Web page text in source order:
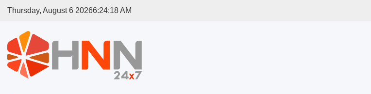
Thursday, August 6 20266:24:18AM